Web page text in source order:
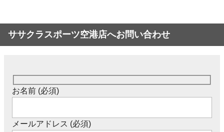
ササクラスポーツ空港店へお問い合わせ
お名前 (必須)
メールアドレス (必須)